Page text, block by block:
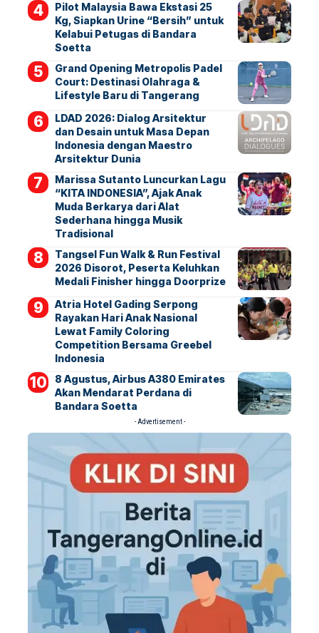
Pilot Malaysia Bawa Ekstasi 25
Kg, Siapkan Urine “Bersih” untuk
Kelabui Petugas di Bandara
Soetta
Grand Opening Metropolis Padel
Court: Destinasi Olahraga &
Lifestyle Baru di Tangerang
LDAD 2026: Dialog Arsitektur
dan Desain untuk Masa Depan
Indonesia dengan Maestro
Arsitektur Dunia
Marissa Sutanto Luncurkan Lagu
“KITA INDONESIA”, Ajak Anak
Muda Berkarya dari Alat
Sederhana hingga Musik
Tradisional
Tangsel Fun Walk & Run Festival
2026 Disorot, Peserta Keluhkan
Medali Finisher hingga Doorprize
Atria Hotel Gading Serpong
Rayakan Hari Anak Nasional
Lewat Family Coloring
Competition Bersama Greebel
Indonesia
8 Agustus, Airbus A380 Emirates
Akan Mendarat Perdana di
Bandara Soetta
- Advertisement -